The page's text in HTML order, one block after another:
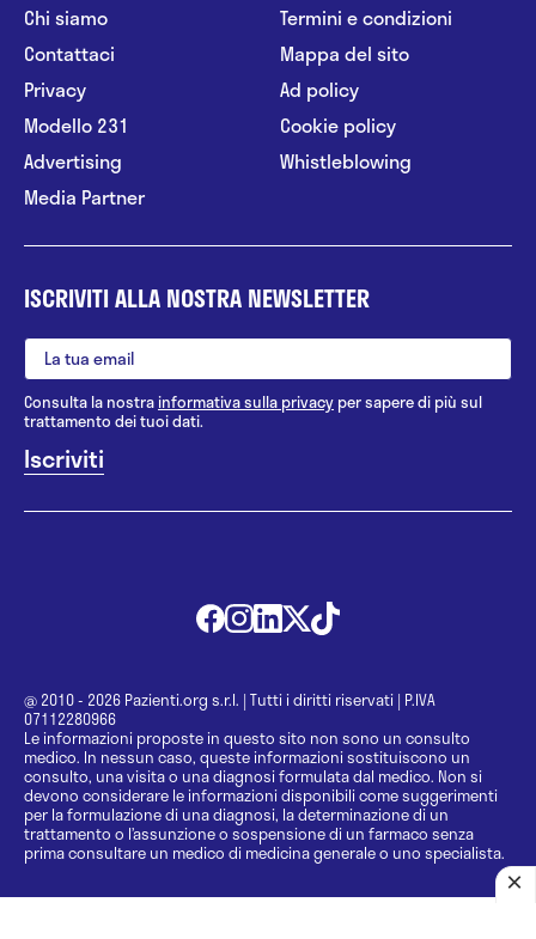
Chi siamo
Contattaci
Privacy
Modello 231
Advertising
Media Partner
Termini e condizioni
Mappa del sito
Ad policy
Cookie policy
Whistleblowing
ISCRIVITI ALLA NOSTRA NEWSLETTER
Consulta la nostrainformativa sulla privacy per sapere di più sul
trattamento dei tuoi dati.
@ 2010 - 2026 Pazienti.org s.r.l. | Tutti i diritti riservati | P.IVA
07112280966
Le informazioni proposte in questo sito non sono un consulto
medico. In nessun caso, queste informazioni sostituiscono un
consulto, una visita o una diagnosi formulata dal medico. Non si
devono considerare le informazioni disponibili come suggerimenti
per la formulazione di una diagnosi, la determinazione di un
trattamento o l’assunzione o sospensione di un farmaco senza
prima consultare un medico di medicina generale o uno specialista.